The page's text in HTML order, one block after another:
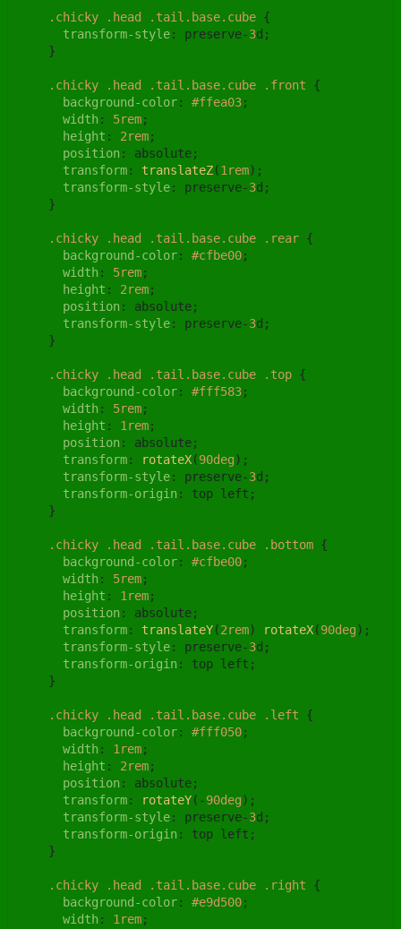
.chicky .head .tail .base.cube {
transform-style: preserve-3d;
    }
.chicky .head .tail .base.cube .front {
background-color: #ffea03;
width: 5rem;
height : 2rem;
position: absolute;
transform: translateZ(1rem);
transform-style: preserve-3d;
    }
.chicky .head .tail .base.cube .rear {
background-color: #cfbe00;
width: 5rem;
height : 2rem;
position: absolute;
transform-style: preserve-3d;
    }
.chicky .head .tail .base.cube .top {
background-color: #fff583;
width: 5rem;
height : 1rem;
position: absolute;
transform: rotateX(90deg);
transform-style: preserve-3d;
transform-origin: top left;
    }
.chicky .head .tail .base.cube .bottom {
background-color: #cfbe00;
width: 5rem;
height : 1rem;
position: absolute;
transform: translateY(2rem) rotateX(90deg);
transform-style: preserve-3d;
transform-origin: top left;
    }
.chicky .head .tail .base.cube .left {
background-color: #fff050;
width: 1rem;
height : 2rem;
position: absolute;
transform: rotateY(-90deg);
transform-style: preserve-3d;
transform-origin: top left;
    }
.chicky .head .tail .base.cube .right {
background-color: #e9d500;
width: 1rem;